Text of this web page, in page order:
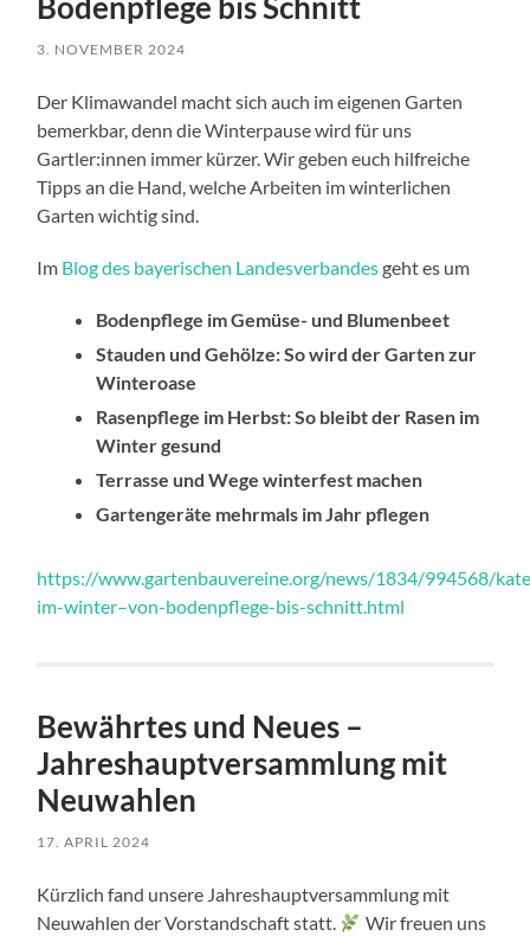
Bodenpflege bis Schnitt
3. NOVEMBER 2024
Der Klimawandel macht sich auch im eigenen Garten
bemerkbar, denn die Winterpause wird für uns
Gartler:innen immer kürzer. Wir geben euch hilfreiche
Tipps an die Hand, welche Arbeiten im winterlichen
Garten wichtig sind.
Im Blog des bayerischen Landesverbandesgeht es um
Bodenpflege im Gemüse- und Blumenbeet
Stauden und Gehölze: So wird der Garten zur
Winteroase
Rasenpflege im Herbst: So bleibt der Rasen im
Winter gesund
Terrasse und Wege winterfest machen
Gartengeräte mehrmals im Jahr pflegen
https://www.gartenbauvereine.org/news/1834/994568/
im-winter–von-bodenpflege-bis-schnitt.html
Bewährtes und Neues –
Jahreshauptversammlung mit
Neuwahlen
17. APRIL 2024
Kürzlich fand unsere Jahreshauptversammlung mit
Neuwahlen der Vorstandschaft statt.
Wir freuen uns